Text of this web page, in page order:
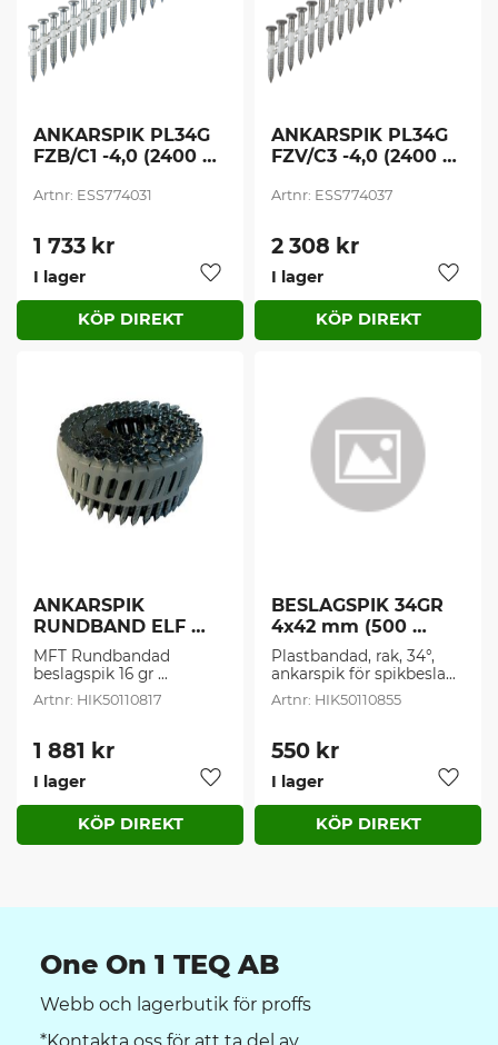
ANKARSPIK PL34G
FZB/C1 -4,0 (2400
ESS774031
1 733 kr
Lägg till i favoriter
I lager
ANKARSPIK PL34G
FZV/C3 -4,0 (2400
ESS774037
2 308 kr
Lägg
I lager
ANKARSPIK
RUNDBAND ELF
(1600 st/frp)
MFT Rundbandad
beslagspik 16 gr
plastbandad
HIK50110817
1 881 kr
Lägg till i favoriter
I lager
BESLAGSPIK 34GR
4x42 mm (500
st/frp)
​Plastbandad, rak, 34°,
ankarspik för spikbeslag
med
termodiffusionsbeläggni
HIK50110855
550 kr
Lägg
I lager
One On 1 TEQ AB
Webb och lagerbutik för proffs